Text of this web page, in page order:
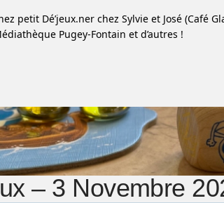
petit Dé’jeux.ner chez Sylvie et José (Café
Pugey-Fontain et d’autres !
– 3 Novembre